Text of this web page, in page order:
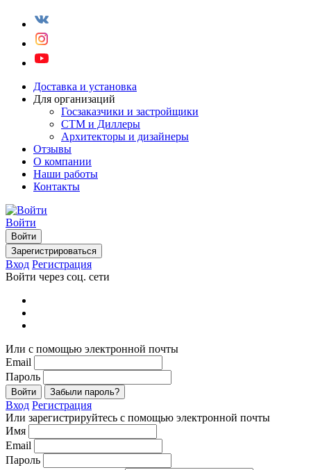
Доставка и установка
Для организаций
Госзаказчики и застройщики
СТМ и Диллеры
Архитекторы и дизайнеры
Отзывы
О компании
Наши работы
Контакты
Войти
Войти
Зарегистрироваться
Вход Регистрация
Войти через соц. сети
Или с помощью электронной почты
Email
Пароль
Войти Забыли пароль?
Вход Регистрация
Или зарегистрируйтесь с помощью электронной почты
Имя
Email
Пароль